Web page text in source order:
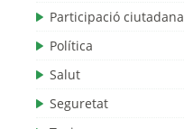
Participació ciutadana
Política
Salut
Seguretat